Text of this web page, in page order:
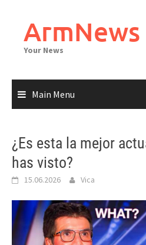
contentArmNews
Your News
Main Menu
¿Es esta la mejor
has visto?
15.06.2026 Vica